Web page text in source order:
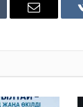
Email